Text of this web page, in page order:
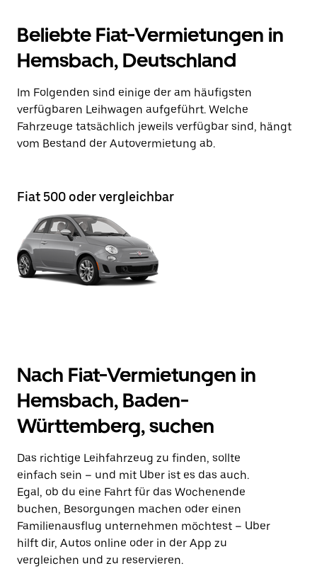
Beliebte Fiat-Vermietungen in
Hemsbach, Deutschland
Im Folgenden sind einige der am häufigsten
verfügbaren Leihwagen aufgeführt. Welche
Fahrzeuge tatsächlich jeweils verfügbar sind, hängt
vom Bestand der Autovermietung ab.
Fiat 500 oder vergleichbar
Nach Fiat-Vermietungen in
Hemsbach, Baden-
Württemberg, suchen
Das richtige Leihfahrzeug zu finden, sollte
einfach sein – und mit Uber ist es das auch.
Egal, ob du eine Fahrt für das Wochenende
buchen, Besorgungen machen oder einen
Familienausflug unternehmen möchtest – Uber
hilft dir, Autos online oder in der App zu
vergleichen und zu reservieren.